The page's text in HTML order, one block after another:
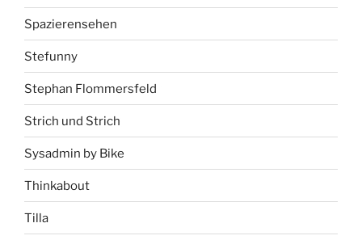
Spazierensehen
Stefunny
Stephan Flommersfeld
Strich und Strich
Sysadmin by Bike
Thinkabout
Tilla